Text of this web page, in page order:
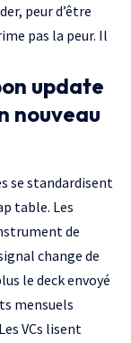
peur d’être
pas la peur. Il
update
nouveau
se standardisent
table. Les
de
change de
le deck envoyé
mensuels
VCs lisent